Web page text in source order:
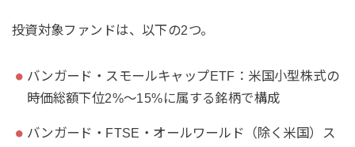
投資対象ファンドは、以下の2つ。
バンガード・スモールキャップETF：米国小型株式の
時価総額下位2%～15%に属する銘柄で構成
バンガード・FTSE・オールワールド（除く米国）ス